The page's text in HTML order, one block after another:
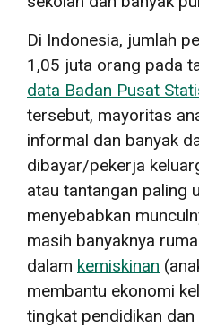
Di Indonesia, jumlah
1,05 juta orang pada
data Badan Pusat
tersebut, mayoritas
informal dan banyak
dibayar/pekerja
atau tantangan paling
menyebabkan
masih banyaknya
dalam kemiskinan
membantu ekonomi
tingkat pendidikan